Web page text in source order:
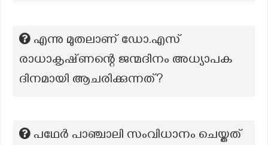
എന്നു മുതലാണ് ഡോ.എസ്
രാധാകൃഷ്‌ണന്റെ ജന്മദിനം അധ്യാപക
ദിനമായി ആചരിക്കുന്നത്?
പഥേർ പാഞ്ചാലി സംവിധാനം ചെയ്തത്